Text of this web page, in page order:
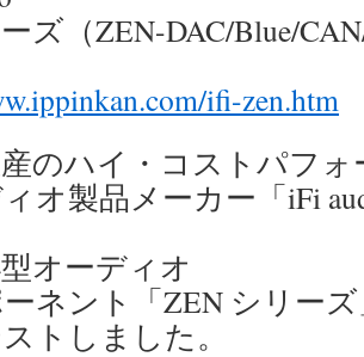
ズ（ZEN-DAC/Blue/
ifi-zen.htm
産のハイ・コストパフ
ィオ製品メーカー「iFi
オーディオ
ーネント「ZEN シリー
トしました。